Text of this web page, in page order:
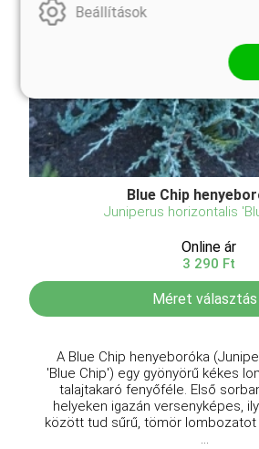
Blue Chip
Juniperus horizontalis
Online ár
3 290 Ft
Méret választás
A Blue Chip henyeboróka
'Blue Chip') egy gyönyörű kékes
talajtakaró fenyőféle. Első
helyeken igazán versenyképes,
között tud sűrű, tömör lombozatot
...
Beállítások